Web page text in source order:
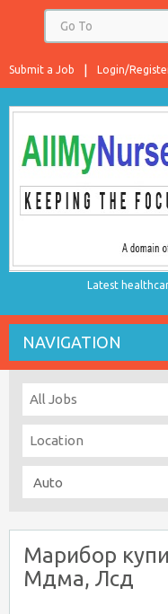
Login/
Submit a Job
Latest
NAVIGATION
Марибор
Мдма, Лсд